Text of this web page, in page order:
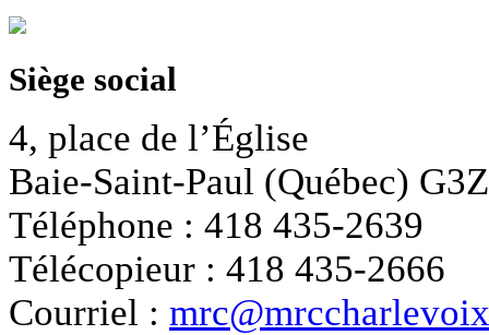
Siège social
4, place de l’Église
Baie-Saint-Paul (Québec)
Téléphone : 418 435-2639
Télécopieur : 418 435-2666
Courriel :